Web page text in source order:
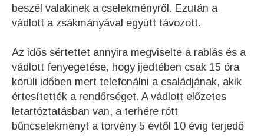
beszél valakinek a cselekményről. Ezután a
vádlott a zsákmányával együtt távozott.
Az idős sértettet annyira megviselte a rablás és a
vádlott fenyegetése, hogy ijedtében csak 15 óra
körüli időben mert telefonálni a családjának, akik
értesítették a rendőrséget. A vádlott előzetes
letartóztatásban van, a terhére rótt
bűncselekményt a törvény 5 évtől 10 évig terjedő